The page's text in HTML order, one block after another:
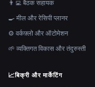
👨‍💻 बैठक सहायक
🍳 मील और रेसिपी प्लानर
⚙️ वर्कफ़्लो और ऑटोमेशन
🌱 व्यक्तिगत विकास और तंदुरुस्ती
📈बिक्री और मार्केटिंग